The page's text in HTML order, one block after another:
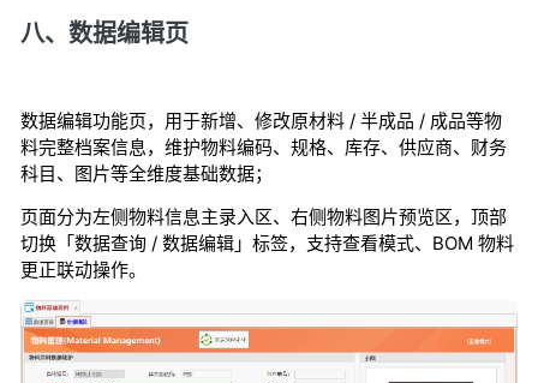
八、数据编辑页
数据编辑功能页，用于新增、修改原材料 / 半成品 / 成品等物
料完整档案信息，维护物料编码、规格、库存、供应商、财务
科目、图片等全维度基础数据；
页面分为左侧物料信息主录入区、右侧物料图片预览区，顶部
切换「数据查询 / 数据编辑」标签，支持查看模式、BOM 物料
更正联动操作。